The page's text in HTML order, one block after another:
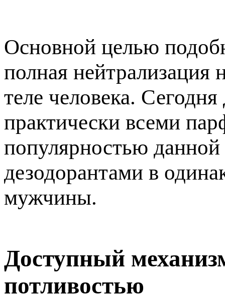
Основной целью
полная
теле человека.
практически всеми
популярностью
дезодорантами в
мужчины.
Доступный
потливостью